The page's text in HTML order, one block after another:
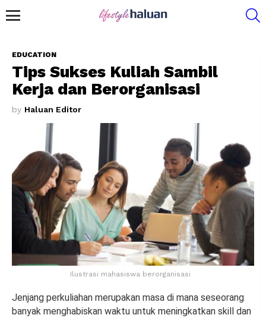
EDUCATION
Tips Sukses Kuliah Sambil
Kerja dan Berorganisasi
by Haluan Editor
Ilustrasi mahasiswa berorganisasi
Jenjang perkuliahan merupakan masa di mana seseorang
banyak menghabiskan waktu untuk meningkatkan skill dan